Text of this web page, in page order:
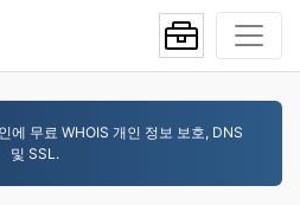
무료 WHOIS 개인 정보 보호, DNS
및 SSL.